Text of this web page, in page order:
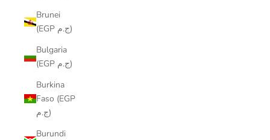
Brunei
(EGP ج.م)
Bulgaria
(EGP ج.م)
Burkina
Faso (EGP
ج.م)
Burundi